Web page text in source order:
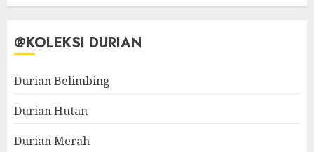
@KOLEKSI DURIAN
Durian Belimbing
Durian Hutan
Durian Merah